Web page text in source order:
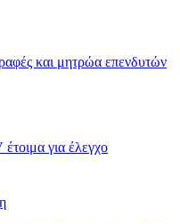
και μητρώα επενδυτών
για έλεγχο